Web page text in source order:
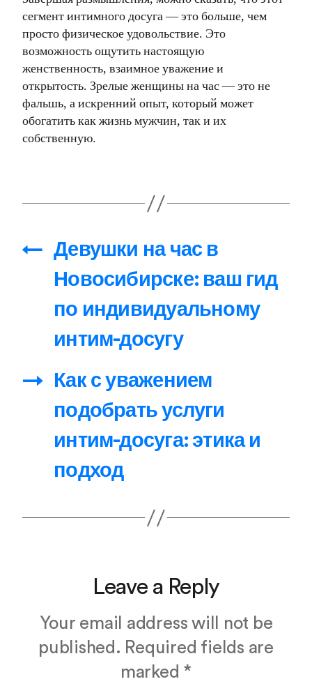
сегмент интимного досуга — это больше, чем
просто физическое удовольствие. Это
возможность ощутить настоящую
женственность, взаимное уважение и
открытость. Зрелые женщины на час — это не
фальшь, а искренний опыт, который может
обогатить как жизнь мужчин, так и их
собственную.
← Девушки на час в
Новосибирске: ваш гид
по индивидуальному
интим-досугу
→
Как с уважением
подобрать услуги
интим-досуга: этика и
подход
Leave a Reply
Your email address will not be
published. Required fields are
marked *